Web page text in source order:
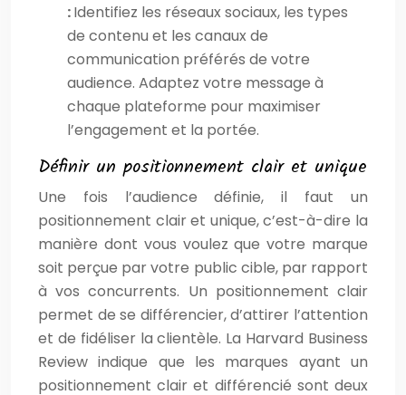
:Identifiez les réseaux sociaux, les types
de contenu et les canaux de
communication préférés de votre
audience. Adaptez votre message à
chaque plateforme pour maximiser
l’engagement et la portée.
Définir un positionnement clair et unique
Une fois l’audience définie, il faut un
positionnement clair et unique, c’est-à-dire la
manière dont vous voulez que votre marque
soit perçue par votre public cible, par rapport
à vos concurrents. Un positionnement clair
permet de se différencier, d’attirer l’attention
et de fidéliser la clientèle. La Harvard Business
Review indique que les marques ayant un
positionnement clair et différencié sont deux